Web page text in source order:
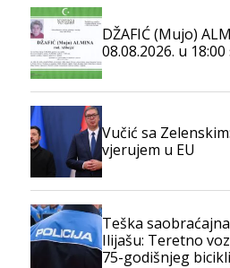
DŽAFIĆ (Mujo)
08.08.2026. u
Vučić sa
vjerujem u EU
Teška
Ilijašu: Teretno
75-godišnjeg